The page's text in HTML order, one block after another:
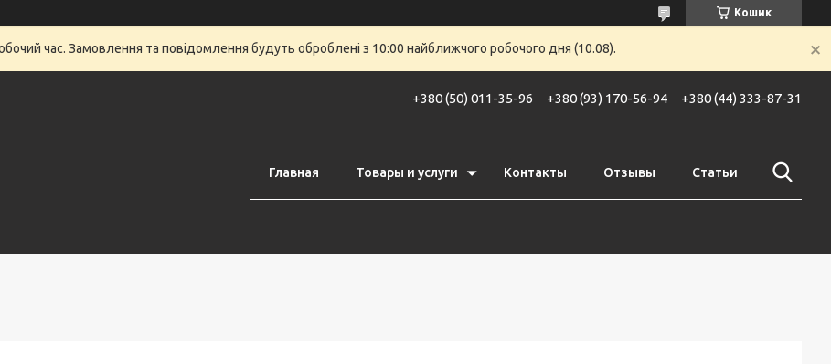
Кошик
час. Замовлення та повідомлення будуть оброблені з 10:00 найближчого робочого дня (10.08).
+380 (50) 011-35-96 +380 (93) 170-56-94 +380 (44) 333-87-31
Главная Товары и услуги Контакты Отзывы Статьи